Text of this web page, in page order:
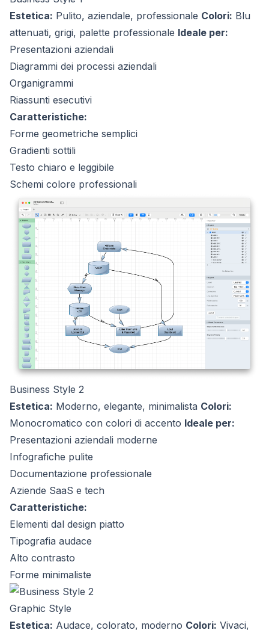
Estetica: Pulito, aziendale, professionale Colori: Blu
attenuati, grigi, palette professionale Ideale per:
Presentazioni aziendali
Diagrammi dei processi aziendali
Organigrammi
Riassunti esecutivi
Caratteristiche:
Forme geometriche semplici
Gradienti sottili
Testo chiaro e leggibile
Schemi colore professionali
Business Style 2
Estetica: Moderno, elegante, minimalista Colori:
Monocromatico con colori di accento Ideale per:
Presentazioni aziendali moderne
Infografiche pulite
Documentazione professionale
Aziende SaaS e tech
Caratteristiche:
Elementi dal design piatto
Tipografia audace
Alto contrasto
Forme minimaliste
Graphic Style
Estetica: Audace, colorato, moderno Colori: Vivaci,